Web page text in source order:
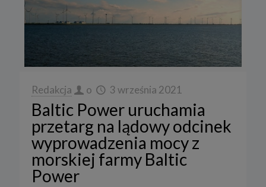
Redakcja o 3 września 2021
Baltic Power uruchamia
przetarg na lądowy odcinek
wyprowadzenia mocy z
morskiej farmy Baltic
Power